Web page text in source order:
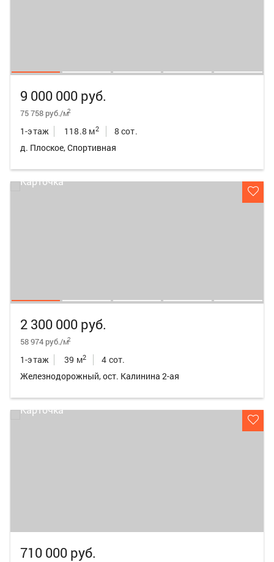
9 000 000 руб.
75 758 руб./м2
1-этаж 118.8 м2
8 сот.
д. Плоское, Спортивная
2 300 000 руб.
58 974 руб./м2
1-этаж 39 м2
4 сот.
Железнодорожный, ост. Калинина 2-ая
710 000 руб.